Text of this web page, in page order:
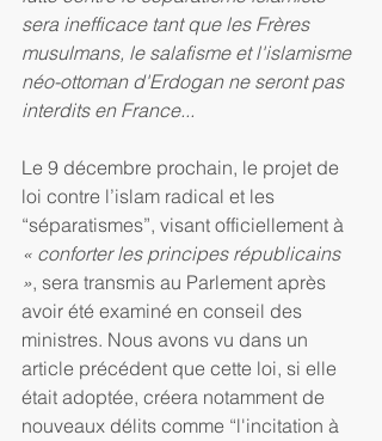
sera inefficace tant que les Frères
musulmans, le salafisme et l'islamisme
néo-ottoman d'Erdogan ne seront pas
interdits en France...
Le 9 décembre prochain, le projet de
loi contre l’islam radical et les
“séparatismes”, visant officiellement à
« conforter les principes républicains
», sera transmis au Parlement après
avoir été examiné en conseil des
ministres. Nous avons vu dans un
article précédent que cette loi, si elle
était adoptée, créera notamment de
nouveaux délits comme “l'incitation à